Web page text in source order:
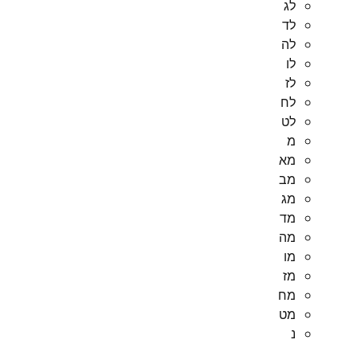
לג
לד
לה
לו
לז
לח
לט
מ
מא
מב
מג
מד
מה
מו
מז
מח
מט
נ